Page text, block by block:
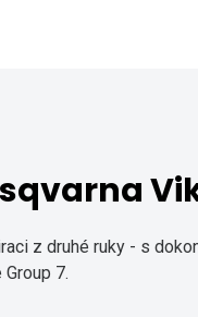
z druhé ruky - s
7.